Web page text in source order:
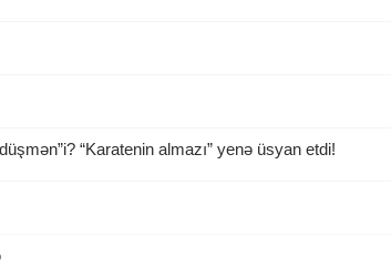
“Karatenin almazı” yenə üsyan etdi!